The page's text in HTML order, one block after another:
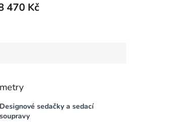
470 Kč
Designové sedačky a sedací
soupravy